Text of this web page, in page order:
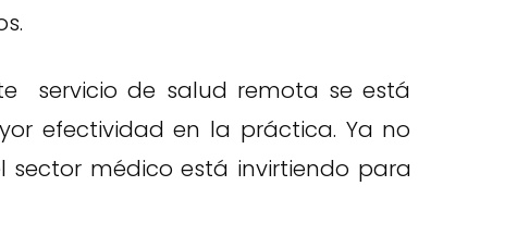
servicio de salud remota se está
efectividad en la práctica. Ya no
médico está invirtiendo para